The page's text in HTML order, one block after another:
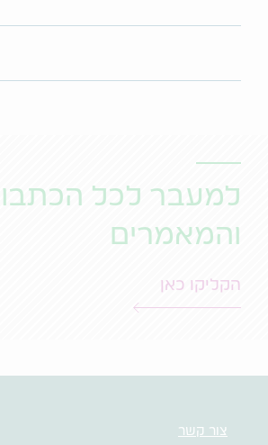
למעבר לכל
והמאמרים
הקליקו כאן
צור קשר